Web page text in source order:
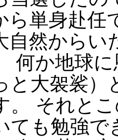
単身赴任
自然からい
何か地球
と大袈裟
。 それと
ても勉強で